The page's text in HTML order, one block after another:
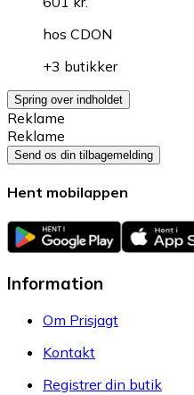
hos CDON
+3 butikker
Spring over indholdet
Reklame
Reklame
Send os din tilbagemelding
Hent mobilappen
Information
Om Prisjagt
Kontakt
Registrer din butik